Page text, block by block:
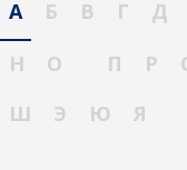
А Б В Г Д
Н
О П Р
Ш
Э Ю Я